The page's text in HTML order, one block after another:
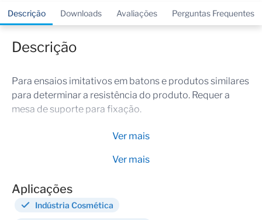
Descrição Downloads Avaliações Perguntas Frequentes
Descrição
Para ensaios imitativos em batons e produtos similares
para determinar a resistência do produto. Requer a
mesa de suporte para fixação.
Ver mais
Ver mais
Aplicações
Indústria Cosmética